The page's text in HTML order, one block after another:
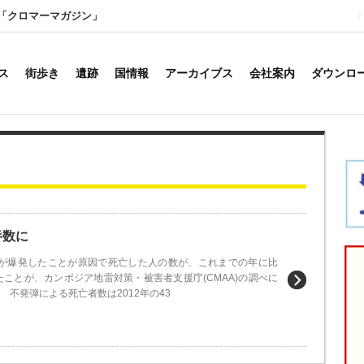
ロマーマガジン」
街歩き 遺跡 国情報 アーカイブス 会社案内 ダウンロ
に
爆発したことが原因で死亡した人の数が、これまでの年に比
ことが、カンボジア地雷対策・被害者支援庁(CMAA)の調べに
不発弾による死亡者数は2012年の43